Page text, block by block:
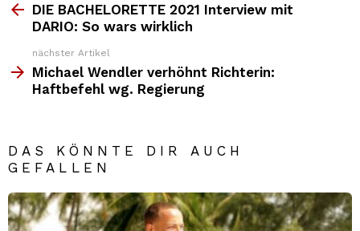
Top
News
DIE BACHELORETTE 2021 Interview mit
DARIO: So wars wirklich
nächster Artikel
Michael Wendler verhöhnt Richterin:
Haftbefehl wg. Regierung
DAS KÖNNTE DIR AUCH
GEFALLEN